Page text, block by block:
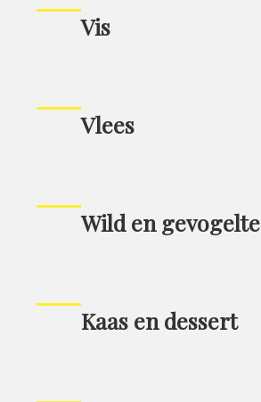
Vis
Vlees
Wild en gevogelte
Kaas en dessert